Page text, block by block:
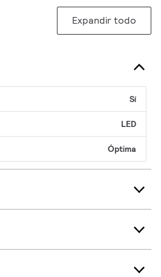
Expandir todo
Sí
LED
Óptima